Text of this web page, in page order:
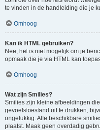
te vinden in de handleiding die je
Omhoog
Kan ik HTML gebruiken?
Nee, het is niet mogelijk om je
opmaak die je via HTML kan
Omhoog
Wat zijn Smilies?
Smilies zijn kleine afbeeldingen
gevoelstoestand uit te drukken,
ongelukkig. Alle beschikbare
plaatst. Maak geen overdadig